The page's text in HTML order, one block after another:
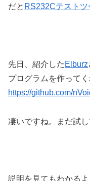
だと RS232Cテストツ
先日、紹介した Elburz
プログラムを作ってく
https://github.com/
凄いですね。まだ試し
説明を見てもわかる